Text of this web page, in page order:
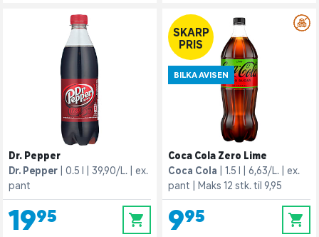
Dr. Pepper
Dr. Pepper
0.5 l 39,90/L.
ex.
pant
19,95 0
SKARP
PRIS
BILKA AVISEN
Coca Cola Zero Lime
Coca Cola
1.5 l 6,63/L.
ex.
pant
Maks 12 stk. til 9,95
9,95 0